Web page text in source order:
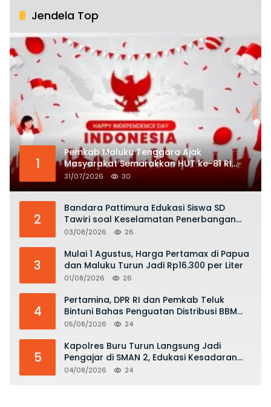
Jendela Top
1
Pemkab Maluku Tenggara Ajak
Masyarakat Semarakkan HUT ke-81 RI
dengan Semangat Nasionalisme
31/07/2026 30
2
Bandara Pattimura Edukasi Siswa SD
Tawiri soal Keselamatan Penerbangan
dan Bahaya Bermain Layang-layang di
03/08/2026 26
3
Mulai 1 Agustus, Harga Pertamax di Papua
dan Maluku Turun Jadi Rp16.300 per Liter
01/08/2026 26
4
Pertamina, DPR RI dan Pemkab Teluk
Bintuni Bahas Penguatan Distribusi BBM
dan LPG
05/08/2026 24
5
Kapolres Buru Turun Langsung Jadi
Pengajar di SMAN 2, Edukasi Kesadaran
Hukum dan Stop Kekerasan
04/08/2026 24